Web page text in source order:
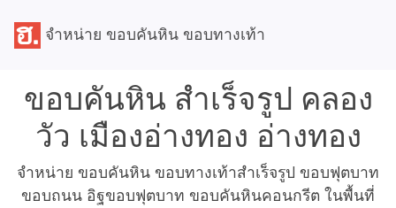
จำหน่าย ขอบคันหิน ขอบทางเท้า
ขอบคันหิน สำเร็จรูป คลอง
วัว เมืองอ่างทอง อ่างทอง
จำหน่าย ขอบคันหิน ขอบทางเท้าสำเร็จรูป ขอบฟุตบาท
ขอบถนน อิฐขอบฟุตบาท ขอบคันหินคอนกรีต ในพื้นที่